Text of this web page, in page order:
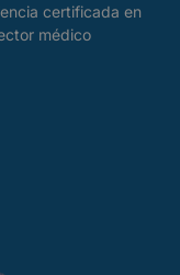
certificada en
médico